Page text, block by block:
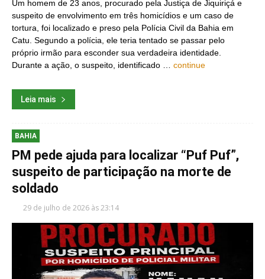
Um homem de 23 anos, procurado pela Justiça de Jiquiriçá e
suspeito de envolvimento em três homicídios e um caso de
tortura, foi localizado e preso pela Polícia Civil da Bahia em
Catu. Segundo a polícia, ele teria tentado se passar pelo
próprio irmão para esconder sua verdadeira identidade.
Durante a ação, o suspeito, identificado … continue
Leia mais
BAHIA
PM pede ajuda para localizar “Puf Puf”,
suspeito de participação na morte de
soldado
29 de julho de 2026 às 23:14